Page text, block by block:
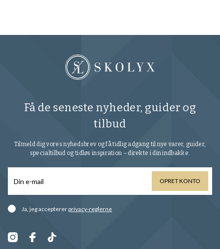
Få de seneste nyheder, guider og
tilbud
Tilmeld dig vores nyhedsbrev og få tidlig adgang til nye varer, guider,
specialtilbud og tidløs inspiration – direkte i din indbakke.
OPRET KONTO
Ja, jeg acceptererprivacy-reglerne